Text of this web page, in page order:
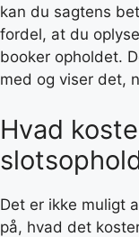
kan du sagtens
fordel, at du
booker opholdet.
med og viser det,
Hvad
Det er ikke muligt
på, hvad det